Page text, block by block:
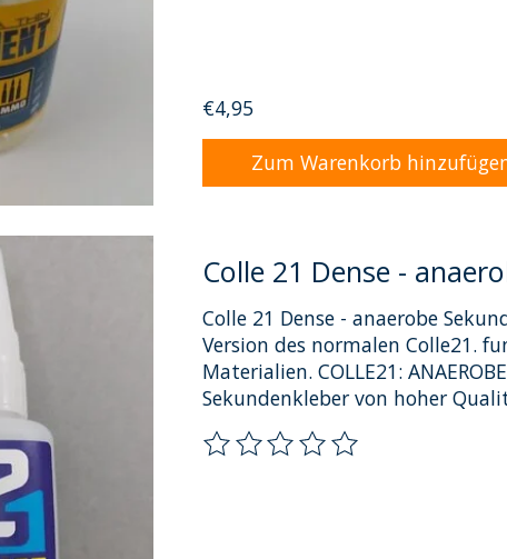
€4,95
Zum Warenkorb
Colle 21 Dense -
Colle 21 Dense - anaerobe
Version des normalen Colle21.
Materialien. COLLE21:
Sekundenkleber von hoher
Die Bewertung dieses Produkts ist